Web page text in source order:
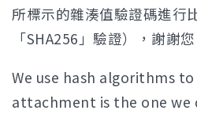
所標示的雜湊值驗證碼進行
「SHA256」驗證），謝謝您
We use hash algorithms
attachment is the one